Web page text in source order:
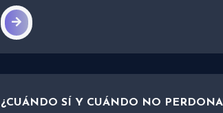
¿CUÁNDO SÍ Y CUÁNDO NO